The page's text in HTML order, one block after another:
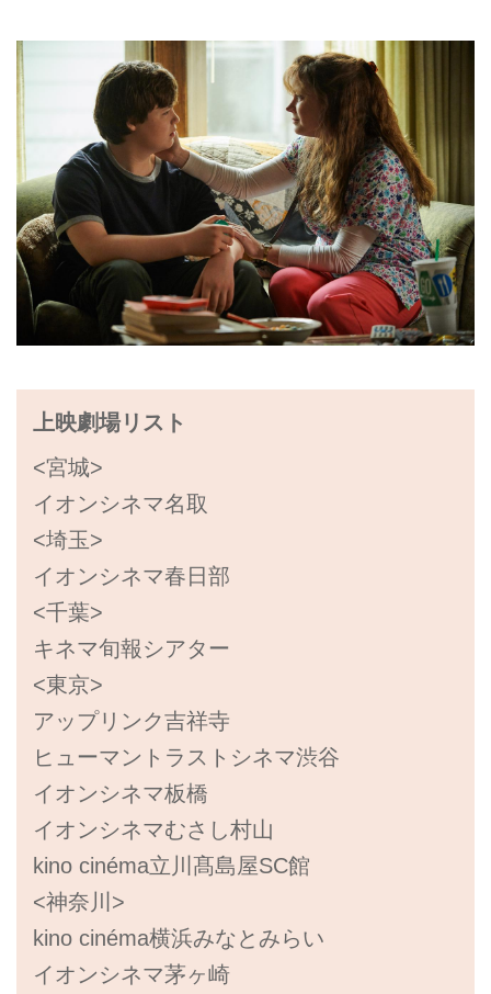
上映劇場リスト
<宮城>
イオンシネマ名取
<埼玉>
イオンシネマ春日部
<千葉>
キネマ旬報シアター
<東京>
アップリンク吉祥寺
ヒューマントラストシネマ渋谷
イオンシネマ板橋
イオンシネマむさし村山
kino cinéma立川髙島屋SC館
<神奈川>
kino cinéma横浜みなとみらい
イオンシネマ茅ヶ崎